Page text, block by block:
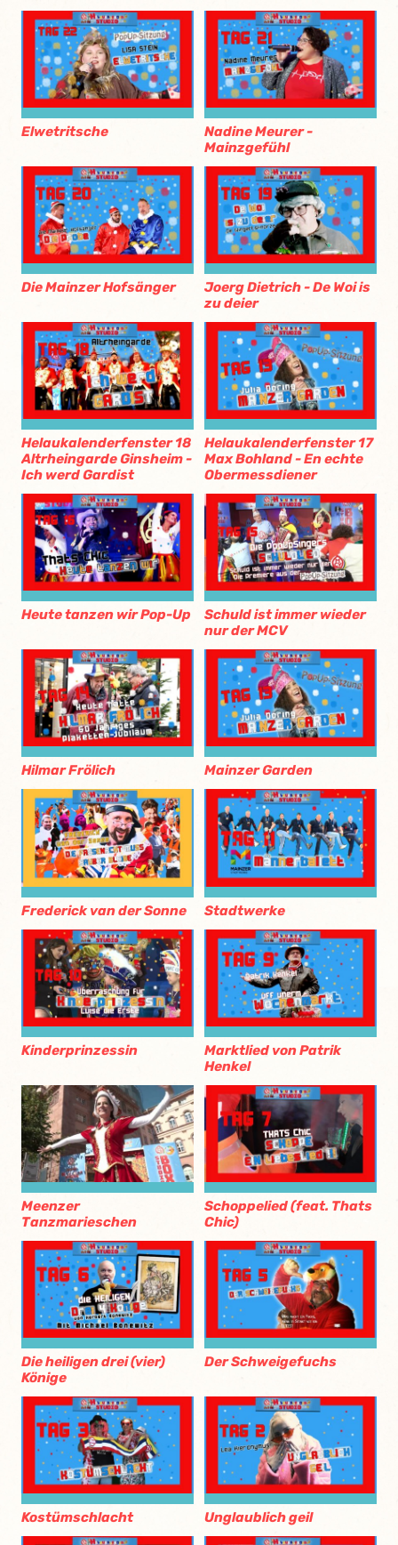
Elwetritsche
Nadine Meurer -
Mainzgefühl
Die Mainzer Hofsänger
Joerg Dietrich - De Woi is
zu deier
Helaukalenderfenster 18
Altrheingarde Ginsheim -
Ich werd Gardist
Helaukalenderfenster 17
Max Bohland - En echte
Obermessdiener
Heute tanzen wir Pop-Up
Schuld ist immer wieder
nur der MCV
Hilmar Frölich Mainzer Garden
Frederick van der Sonne Stadtwerke
Kinderprinzessin
Marktlied von Patrik
Henkel
Meenzer
Tanzmarieschen
Schoppelied (feat. Thats
Chic)
Die heiligen drei (vier)
Könige
Der Schweigefuchs
Kostümschlacht Unglaublich geil